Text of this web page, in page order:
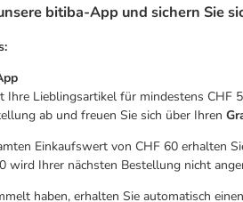
bitiba-App und sichern Sie
Ihre Lieblingsartikel für mindestens CHF
ab und freuen Sie sich über Ihren
Einkaufswert von CHF 60 erhalten
wird Ihrer nächsten Bestellung nicht
haben, erhalten Sie automatisch